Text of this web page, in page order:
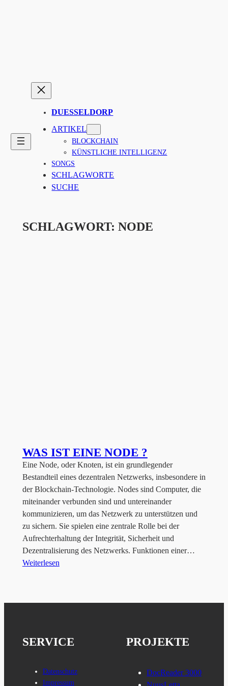
DUESSELDORP
ARTIKEL
BLOCKCHAIN
KÜNSTLICHE INTELLIGENZ
SONGS
SCHLAGWORTE
SUCHE
SCHLAGWORT: NODE
WAS IST EINE NODE ?
Eine Node, oder Knoten, ist ein grundlegender
Bestandteil eines dezentralen Netzwerks, insbesondere in
der Blockchain-Technologie. Nodes sind Computer, die
miteinander verbunden sind und untereinander
kommunizieren, um das Netzwerk zu unterstützen und
zu sichern. Sie spielen eine zentrale Rolle bei der
Aufrechterhaltung der Integrität, Sicherheit und
Dezentralisierung des Netzwerks. Funktionen einer…
Weiterlesen
SERVICE
Datenschutz
Impressum
PROJEKTE
DocReader 3000